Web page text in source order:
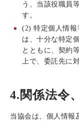
う、当該役職員
す。
(2) 特定個人情
は、十分な特定
とともに、契約
上で、委託先に
4.関係法令
当協会は、個人情報